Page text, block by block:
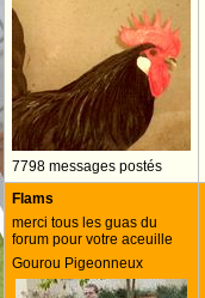
7798 messages postés
Flams
merci tous les guas du
forum pour votre aceuille
Gourou Pigeonneux